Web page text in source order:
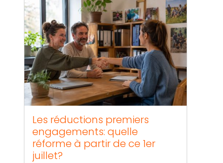
Les réductions premiers
engagements: quelle
réforme à partir de ce 1er
juillet?